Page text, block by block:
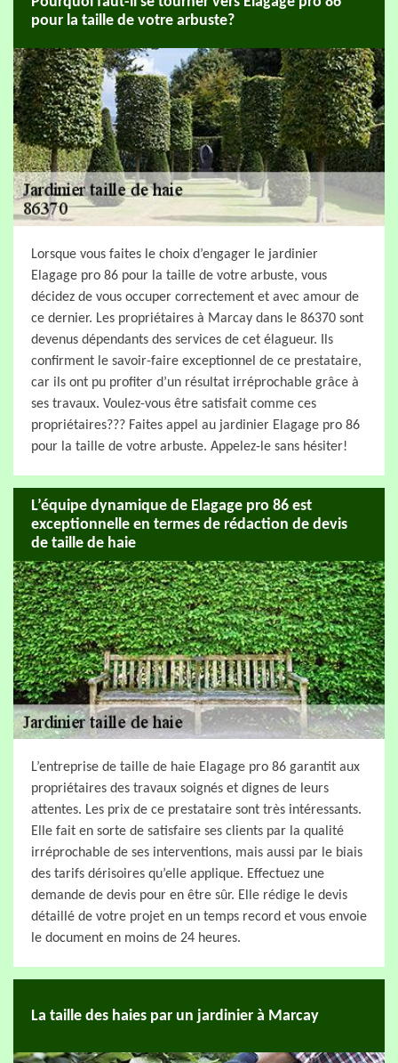
pour la taille de votre arbuste?
Lorsque vous faites le choix d’engager le jardinier
Elagage pro 86 pour la taille de votre arbuste, vous
décidez de vous occuper correctement et avec amour de
ce dernier. Les propriétaires à Marcay dans le 86370 sont
devenus dépendants des services de cet élagueur. Ils
confirment le savoir-faire exceptionnel de ce prestataire,
car ils ont pu profiter d’un résultat irréprochable grâce à
ses travaux. Voulez-vous être satisfait comme ces
propriétaires??? Faites appel au jardinier Elagage pro 86
pour la taille de votre arbuste. Appelez-le sans hésiter!
L’équipe dynamique de Elagage pro 86 est
exceptionnelle en termes de rédaction de devis
de taille de haie
L’entreprise de taille de haie Elagage pro 86 garantit aux
propriétaires des travaux soignés et dignes de leurs
attentes. Les prix de ce prestataire sont très intéressants.
Elle fait en sorte de satisfaire ses clients par la qualité
irréprochable de ses interventions, mais aussi par le biais
des tarifs dérisoires qu’elle applique. Effectuez une
demande de devis pour en être sûr. Elle rédige le devis
détaillé de votre projet en un temps record et vous envoie
le document en moins de 24 heures.
La taille des haies par un jardinier à Marcay